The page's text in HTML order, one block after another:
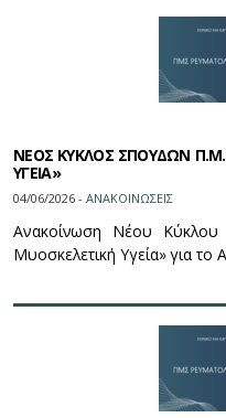
ΝΕΟΣ ΚΥΚΛΟΣ ΣΠΟΥΔΩΝ
ΥΓΕΙΑ»
04/06/2026 - ΑΝΑΚΟΙΝΩΣΕΙΣ
Ανακοίνωση Νέου
Μυοσκελετική Υγεία» για το